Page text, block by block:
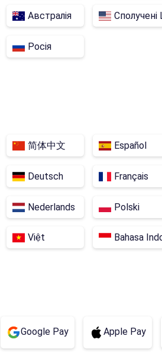
Австралія
Росія
简体中文 Español
Deutsch Français
Nederlands Polski
Việt Bahasa
Google Pay Apple Pay